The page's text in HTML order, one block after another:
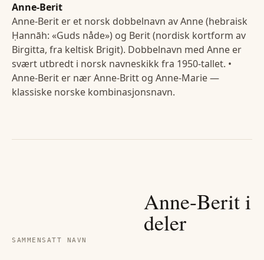
Anne-Berit
Anne-Berit er et norsk dobbelnavn av Anne (hebraisk
Ḥannāh: «Guds nåde») og Berit (nordisk kortform av
Birgitta, fra keltisk Brigit). Dobbelnavn med Anne er
svært utbredt i norsk navneskikk fra 1950-tallet. •
Anne-Berit er nær Anne-Britt og Anne-Marie —
klassiske norske kombinasjonsnavn.
SAMMENSATT NAVN
Anne-Beriti
deler